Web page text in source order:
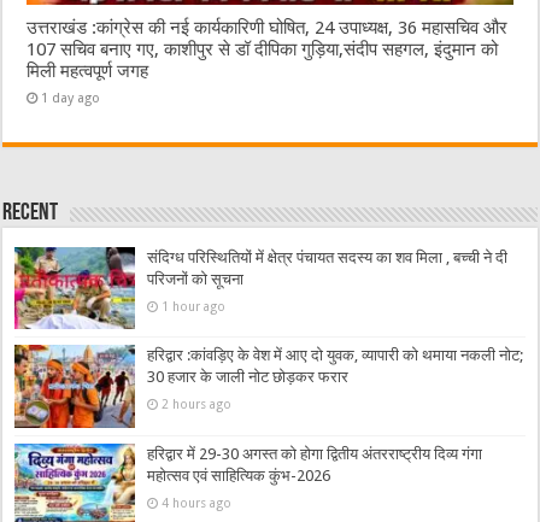
उत्तराखंड :कांग्रेस की नई कार्यकारिणी घोषित, 24 उपाध्यक्ष, 36 महासचिव और
107 सचिव बनाए गए, काशीपुर से डॉ दीपिका गुड़िया,संदीप सहगल, इंदुमान को
मिली महत्वपूर्ण जगह
1 day ago
Recent
संदिग्ध परिस्थितियों में क्षेत्र पंचायत सदस्य का शव मिला , बच्ची ने दी
परिजनों को सूचना
1 hour ago
हरिद्वार :कांवड़िए के वेश में आए दो युवक, व्यापारी को थमाया नकली नोट;
30 हजार के जाली नोट छोड़कर फरार
2 hours ago
हरिद्वार में 29-30 अगस्त को होगा द्वितीय अंतरराष्ट्रीय दिव्य गंगा
महोत्सव एवं साहित्यिक कुंभ-2026
4 hours ago